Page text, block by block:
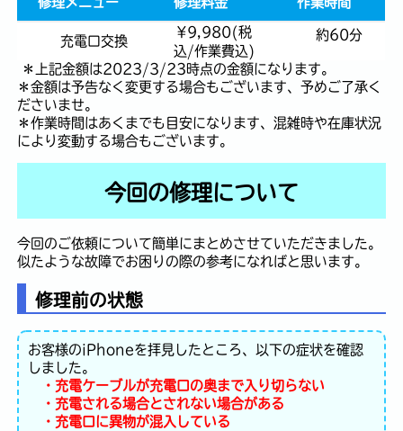
充電口交換
¥9,980(税
込/作業費込)
約60分
＊上記金額は2023/3/23時点の金額になります。
＊金額は予告なく変更する場合もございます、予めご了承く
ださいませ。
＊作業時間はあくまでも目安になります、混雑時や在庫状況
により変動する場合もございます。
今回の修理について
今回のご依頼について簡単にまとめさせていただきました。
似たような故障でお困りの際の参考になればと思います。
修理前の状態
お客様のiPhoneを拝見したところ、以下の症状を確認
しました。
・充電ケーブルが充電口の奥まで入り切らない
・充電される場合とされない場合がある
・充電口に異物が混入している